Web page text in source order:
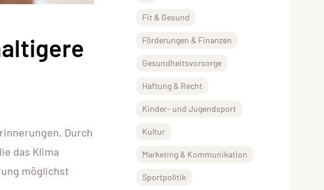
Durch
das Klima
möglichst
Fit & Gesund
Förderungen & Finanzen
Gesundheitsvorsorge
Haftung & Recht
Kinder- und Jugendsport
Kultur
Marketing & Kommunikation
Sportpolitik